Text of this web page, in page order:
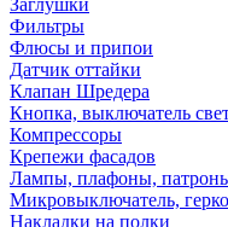
Заглушки
Фильтры
Флюсы и припои
Датчик оттайки
Клапан Шредера
Кнопка, выключатель
Компрессоры
Крепежи фасадов
Лампы, плафоны,
Микровыключатель,
Накладки на полки